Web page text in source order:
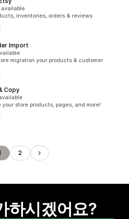
available
inventories, orders & reviews
Import
migration your products & customer
Copy
store products, pages, and more!
2
하시겠어요?